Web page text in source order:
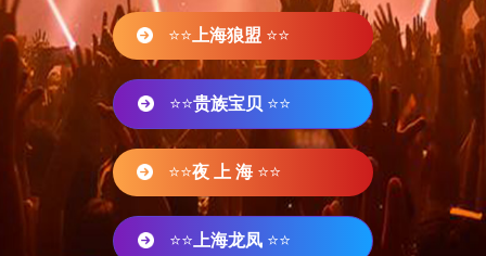
⭐⭐ 上海狼盟 ⭐⭐
⭐⭐贵族宝贝 ⭐⭐
⭐⭐夜 上 海 ⭐⭐
⭐⭐ 上海龙凤 ⭐⭐